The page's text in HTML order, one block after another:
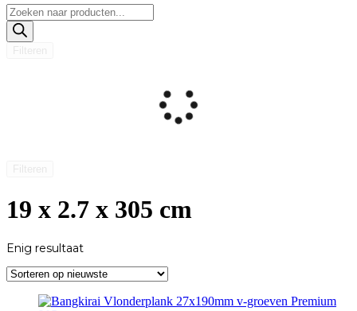
Producten
zoeken
19 x 2.7 x 305 cm
Enig resultaat